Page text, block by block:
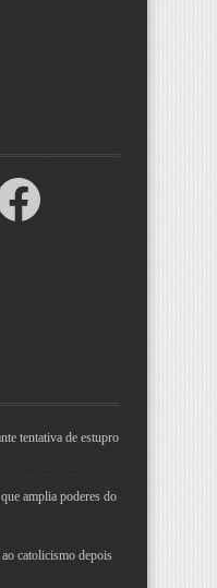
tentativa de estupro
amplia poderes do
catolicismo depois